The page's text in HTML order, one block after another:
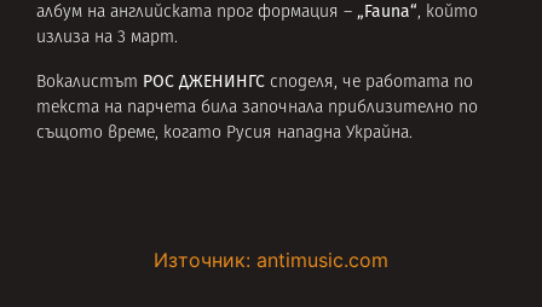
албум на английската прог формация – „Fauna“, който
излиза на 3 март.
Вокалистът РОС ДЖЕНИНГС споделя, че работата по
текста на парчета била започнала приблизително по
същото време, когато Русия нападна Украйна.
Източник: antimusic.com